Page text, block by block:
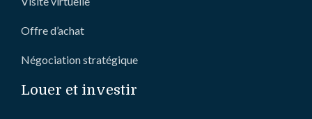
Offre d’achat
Négociation stratégique
Louer et investir